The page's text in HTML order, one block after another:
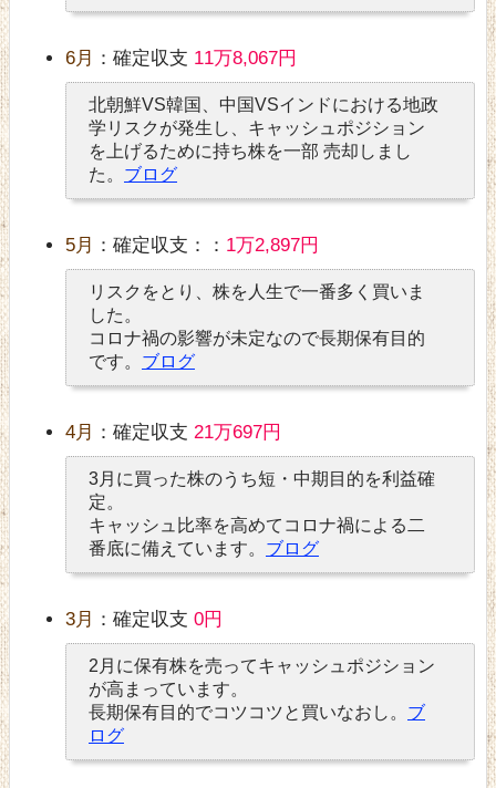
6月 ：確定収支 11万8,067円
北朝鮮VS韓国、中国VSインドにおける地政
学リスクが発生し、キャッシュポジション
を上げるために持ち株を一部 売却しまし
た。 ブログ
5月 ：確定収支：： 1万2,897円
リスクをとり、株を人生で一番多く買いま
した。
コロナ禍の影響が未定なので長期保有目的
です。 ブログ
4月 ：確定収支 21万697円
3月に買った株のうち短・中期目的を利益確
定。
キャッシュ比率を高めてコロナ禍による二
番底に備えています。 ブログ
3月 ：確定収支 0円
2月に保有株を売ってキャッシュポジション
が高まっています。
長期保有目的でコツコツと買いなおし。 ブ
ログ